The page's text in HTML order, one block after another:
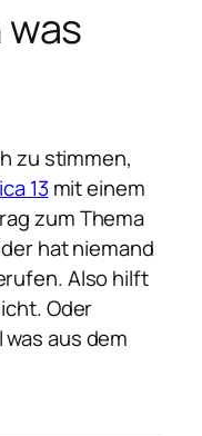
zu stimmen,
13 mit einem
zum Thema
hat niemand
Also hilft
Oder
aus dem